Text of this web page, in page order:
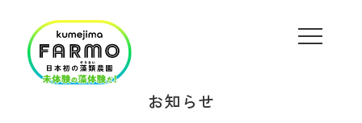
お知らせ